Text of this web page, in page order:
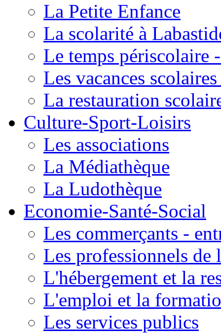
La Petite Enfance
La scolarité à
Le temps périscolaire
Les vacances
La restauration
Culture-Sport-Loisirs
Les associations
La Médiathèque
La Ludothèque
Economie-Santé-Social
Les commerçants -
Les professionnels de
L'hébergement et la
L'emploi et la
Les services publics